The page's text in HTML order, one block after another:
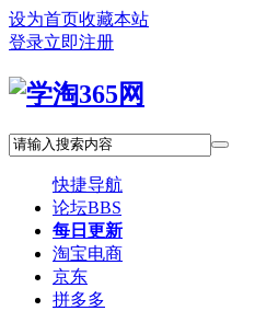
设为首页收藏本站
登录立即注册
快捷导航
论坛BBS
每日更新
淘宝电商
京东
拼多多